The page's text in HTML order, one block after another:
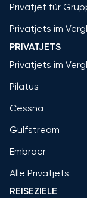
Privatjet für
Privatjets im
PRIVATJETS
Privatjets im
Pilatus
Cessna
Gulfstream
Embraer
Alle Privatjets
REISEZIELE